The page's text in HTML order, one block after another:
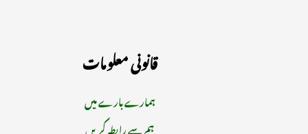
قانونی معلومات
ہمارے بارے میں
ہم سے رابطہ کریں